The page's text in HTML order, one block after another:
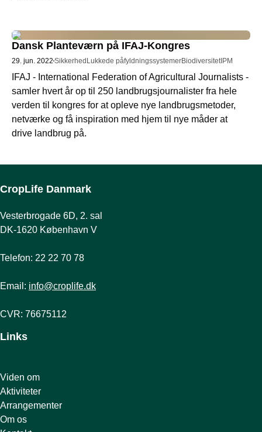
Dansk Planteværn på IFAJ-Kongres
29. jun. 2022 Sikkerhed Lukkede påfyldningssystemerBiodiversitetIPM
IFAJ - International Federation of Agricultural Journalists -
samler hvert år op til 250 landbrugsjournalister fra hele
verden til kongres for at opleve nye landbrugsmetoder,
netværke og få inspiration med hjem til nye måder at
CropLife Danmark
Vesterbrogade 6D, 2. sal
DK-1620 København V
Telefon: 22 22 70 78
Email: info@croplife.dk
CVR: 76675112
Links
Viden om
Aktiviteter
Arrangementer
Om os